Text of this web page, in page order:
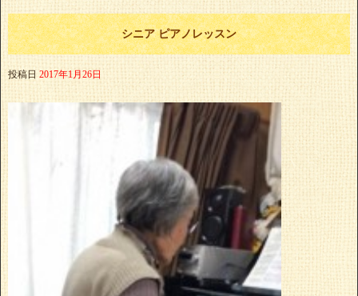
シニア ピアノレッスン
投稿日 2017年1月26日